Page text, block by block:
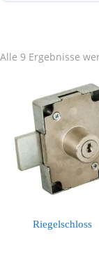
Alle 9 Ergebnisse
Riegelschloss